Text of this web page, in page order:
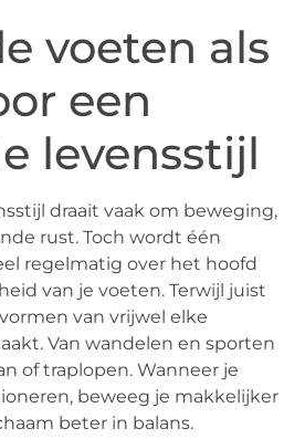
voeten als
een
levensstijl
draait vaak om beweging,
rust. Toch wordt één
regelmatig over het hoofd
van je voeten. Terwijl juist
van vrijwel elke
Van wandelen en sporten
of traplopen. Wanneer je
beweeg je makkelijker
beter in balans.